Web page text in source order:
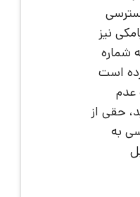
نیز
شماره
است
عدم
حقی از
به